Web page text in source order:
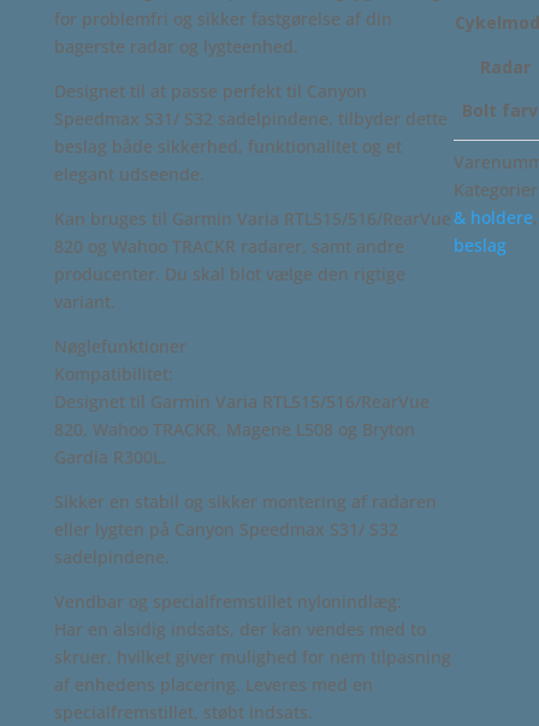
for problemfri og sikker fastgørelse af din
bagerste radar og lygteenhed.
Designet til at passe perfekt til Canyon
Speedmax S31/ S32 sadelpindene, tilbyder dette
beslag både sikkerhed, funktionalitet og et
elegant udseende.
Kan bruges til Garmin Varia RTL515/516/RearVue
820 og Wahoo TRACKR radarer, samt andre
producenter. Du skal blot vælge den rigtige
variant.
Nøglefunktioner
Kompatibilitet:
Designet til Garmin Varia RTL515/516/RearVue
820, Wahoo TRACKR, Magene L508 og Bryton
Gardia R300L.
Sikker en stabil og sikker montering af radaren
eller lygten på Canyon Speedmax S31/ S32
sadelpindene.
Vendbar og specialfremstillet nylonindlæg:
Har en alsidig indsats, der kan vendes med to
skruer, hvilket giver mulighed for nem tilpasning
af enhedens placering. Leveres med en
specialfremstillet, støbt indsats.
Radar
Bolt
& holdere
beslag